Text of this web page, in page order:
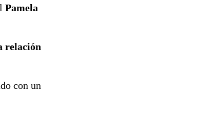
Pamela
relación
con un